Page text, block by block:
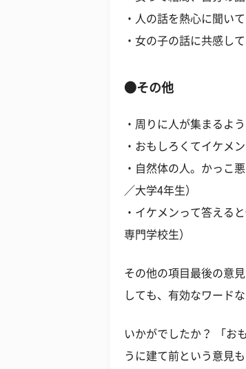
・人の話を熱心に聞い
・女の子の話に共感し
●その他
・周りに人が集まるよ
・おもしろくてイケメ
・自然体の人。かっこ
／大学4年生）
・イケメンって答える
専門学校生）
その他の項目最後の意
しても、有効なワードな
いかがでしたか？ 「お
うに建て前という意見